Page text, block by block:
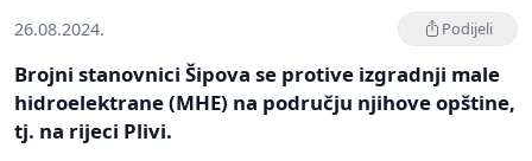
26.08.2024. Podijeli
Brojni stanovnici Šipova se protive izgradnji male
hidroelektrane (MHE) na području njihove opštine,
tj. na rijeci Plivi.